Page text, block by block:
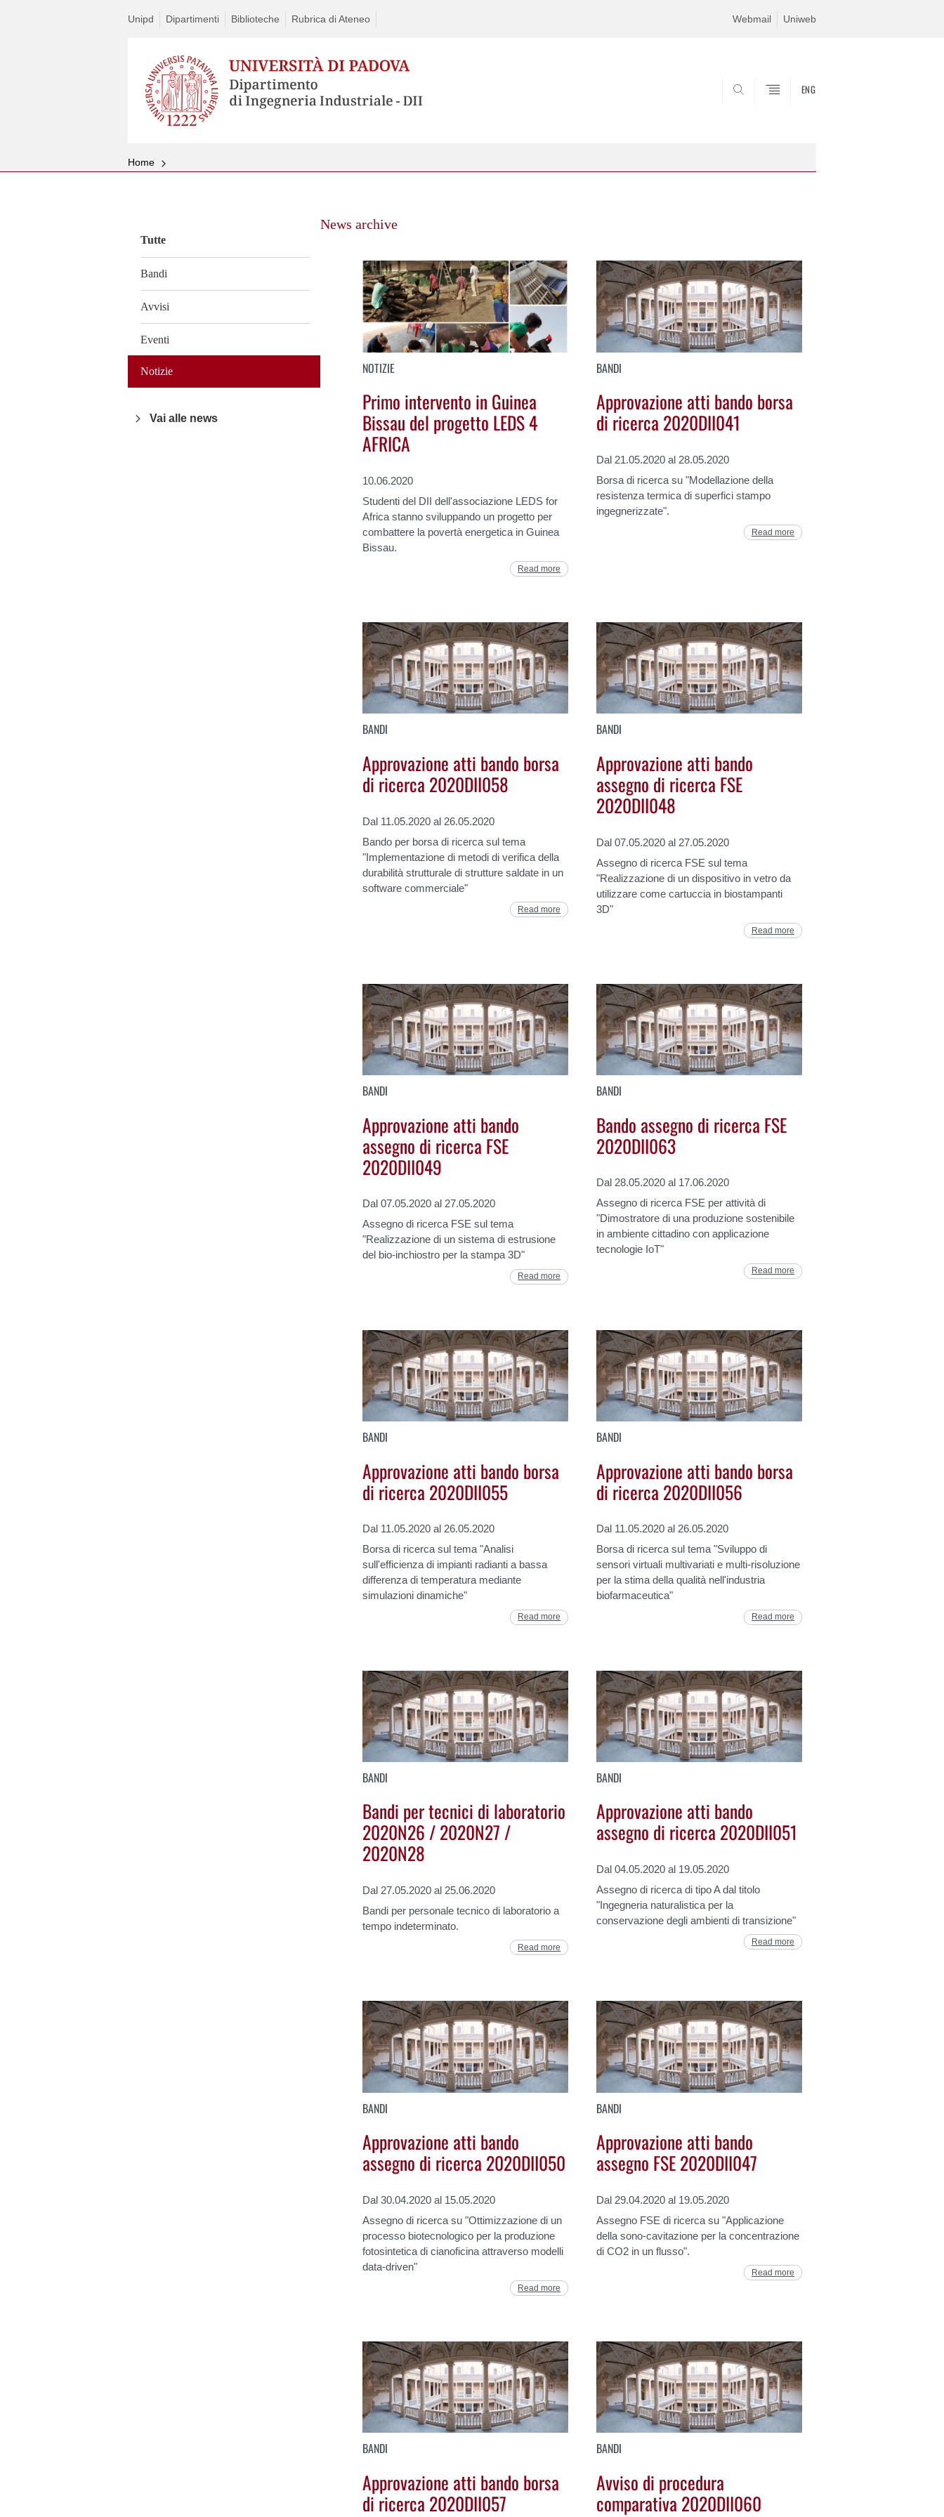
Unipd Dipartimenti Biblioteche Rubrica di Ateneo Webmail Uniweb
ENG
Home
Tutte
Bandi
Avvisi
Eventi
Notizie
Vai alle news
News archive
NOTIZIE
Primo intervento in Guinea
Bissau del progetto LEDS 4
AFRICA
10.06.2020
Studenti del DII dell'associazione LEDS for
Africa stanno sviluppando un progetto per
combattere la povertà energetica in Guinea
Bissau.
Read more
BANDI
Approvazione atti bando borsa
di ricerca 2020DII041
Dal 21.05.2020 al 28.05.2020
Borsa di ricerca su "Modellazione della
resistenza termica di superfici stampo
ingegnerizzate".
Read more
BANDI
Approvazione atti bando borsa
di ricerca 2020DII058
Dal 11.05.2020 al 26.05.2020
Bando per borsa di ricerca sul tema
"Implementazione di metodi di verifica della
durabilità strutturale di strutture saldate in un
software commerciale"
Read more
BANDI
Approvazione atti bando
assegno di ricerca FSE
2020DII048
Dal 07.05.2020 al 27.05.2020
Assegno di ricerca FSE sul tema
"Realizzazione di un dispositivo in vetro da
utilizzare come cartuccia in biostampanti
3D"
Read more
BANDI
Approvazione atti bando
assegno di ricerca FSE
2020DII049
Dal 07.05.2020 al 27.05.2020
Assegno di ricerca FSE sul tema
"Realizzazione di un sistema di estrusione
del bio-inchiostro per la stampa 3D"
Read more
BANDI
Bando assegno di ricerca FSE
2020DII063
Dal 28.05.2020 al 17.06.2020
Assegno di ricerca FSE per attività di
"Dimostratore di una produzione sostenibile
in ambiente cittadino con applicazione
tecnologie IoT"
Read more
BANDI
Approvazione atti bando borsa
di ricerca 2020DII055
Dal 11.05.2020 al 26.05.2020
Borsa di ricerca sul tema "Analisi
sull'efficienza di impianti radianti a bassa
differenza di temperatura mediante
simulazioni dinamiche"
Read more
BANDI
Approvazione atti bando borsa
di ricerca 2020DII056
Dal 11.05.2020 al 26.05.2020
Borsa di ricerca sul tema "Sviluppo di
sensori virtuali multivariati e multi-risoluzione
per la stima della qualità nell'industria
biofarmaceutica"
Read more
BANDI
Bandi per tecnici di laboratorio
2020N26 / 2020N27 /
2020N28
Dal 27.05.2020 al 25.06.2020
Bandi per personale tecnico di laboratorio a
tempo indeterminato.
Read more
BANDI
Approvazione atti bando
assegno di ricerca 2020DII051
Dal 04.05.2020 al 19.05.2020
Assegno di ricerca di tipo A dal titolo
"Ingegneria naturalistica per la
conservazione degli ambienti di transizione"
Read more
BANDI
Approvazione atti bando
assegno di ricerca 2020DII050
Dal 30.04.2020 al 15.05.2020
Assegno di ricerca su "Ottimizzazione di un
processo biotecnologico per la produzione
fotosintetica di cianoficina attraverso modelli
data-driven"
Read more
BANDI
Approvazione atti bando
assegno FSE 2020DII047
Dal 29.04.2020 al 19.05.2020
Assegno FSE di ricerca su "Applicazione
della sono-cavitazione per la concentrazione
di CO2 in un flusso".
Read more
BANDI
Approvazione atti bando borsa
di ricerca 2020DII057
BANDI
Avviso di procedura
comparativa 2020DII060